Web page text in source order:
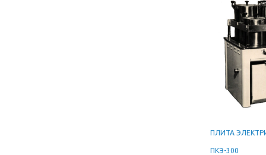
ПЛИТА
ПКЭ-300